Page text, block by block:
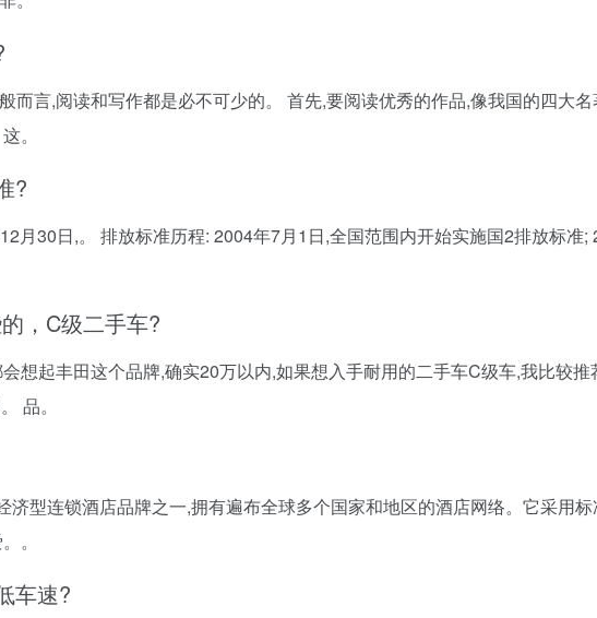
而言,阅读和写作都是必不可少的。 首先,要阅读优秀的作品,像我国的四大
。
?
月30日,。 排放标准历程: 2004年7月1日,全国范围内开始实施国2排放标准;
，C级二手车?
想起丰田这个品牌,确实20万以内,如果想入手耐用的二手车C级车,我比较推
品。
济型连锁酒店品牌之一,拥有遍布全球多个国家和地区的酒店网络。它采用
。
车速?